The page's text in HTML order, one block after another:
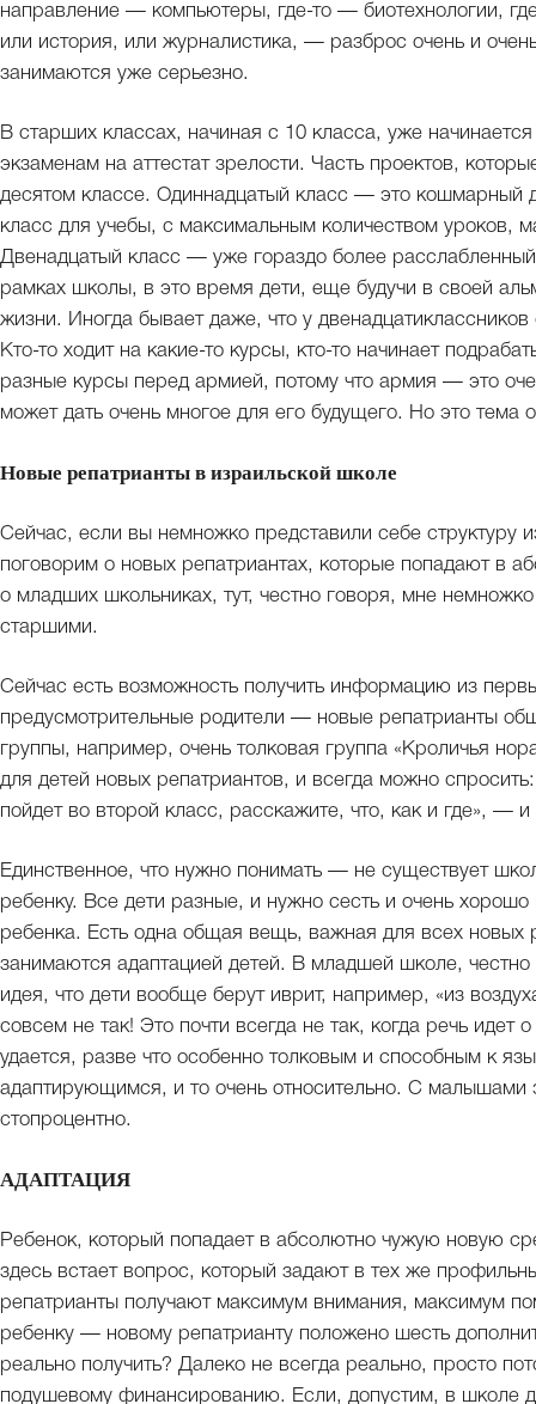
направление — компьютеры, где-то — биотехнологии,
или история, или журналистика, — разброс очень и
занимаются уже серьезно.
В старших классах, начиная с 10 класса, уже начинается
экзаменам на аттестат зрелости. Часть проектов,
десятом классе. Одиннадцатый класс — это кошмарный
класс для учебы, с максимальным количеством уроков,
Двенадцатый класс — уже гораздо более
рамках школы, в это время дети, еще будучи в своей
жизни. Иногда бывает даже, что у
Кто-то ходит на какие-то курсы, кто-то начинает
разные курсы перед армией, потому что армия — это
может дать очень многое для его будущего. Но это тема
Новые репатрианты в израильской школе
Сейчас, если вы немножко представили себе структуру
поговорим о новых репатриантах, которые попадают в
о младших школьниках, тут, честно говоря, мне
старшими.
Сейчас есть возможность получить информацию из
предусмотрительные родители — новые репатрианты
группы, например, очень толковая группа «Кроличья
для детей новых репатриантов, и всегда можно
пойдет во второй класс, расскажите, что, как и где», —
Единственное, что нужно понимать — не существует
ребенку. Все дети разные, и нужно сесть и очень
ребенка. Есть одна общая вещь, важная для всех новых
занимаются адаптацией детей. В младшей школе,
идея, что дети вообще берут иврит, например, «из
совсем не так! Это почти всегда не так, когда речь
удается, разве что особенно толковым и способным к
адаптирующимся, и то очень относительно. С малышами
стопроцентно.
АДАПТАЦИЯ
Ребенок, который попадает в абсолютно чужую новую
здесь встает вопрос, который задают в тех же
репатрианты получают максимум внимания, максимум
ребенку — новому репатрианту положено шесть
реально получить? Далеко не всегда реально, просто
подушевому финансированию. Если, допустим, в школе